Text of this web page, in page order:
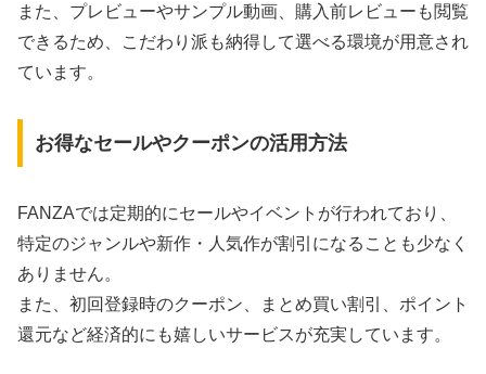
また、プレビューやサンプル動画、購入前レビューも閲覧
できるため、こだわり派も納得して選べる環境が用意され
ています。
お得なセールやクーポンの活用方法
FANZAでは定期的にセールやイベントが行われており、
特定のジャンルや新作・人気作が割引になることも少なく
ありません。
また、初回登録時のクーポン、まとめ買い割引、ポイント
還元など経済的にも嬉しいサービスが充実しています。